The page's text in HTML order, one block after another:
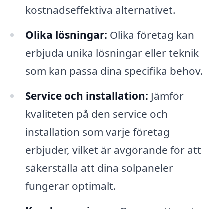
kostnadseffektiva alternativet.
Olika lösningar: Olika företag kan
erbjuda unika lösningar eller teknik
som kan passa dina specifika behov.
Service och installation: Jämför
kvaliteten på den service och
installation som varje företag
erbjuder, vilket är avgörande för att
säkerställa att dina solpaneler
fungerar optimalt.